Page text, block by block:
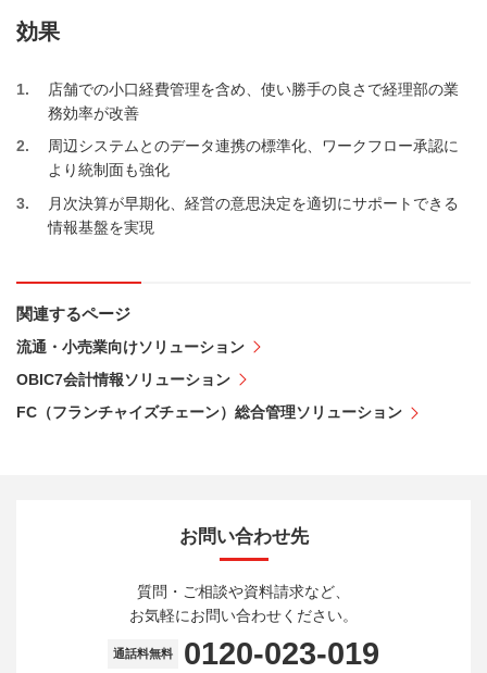
効果
1
店舗での小口経費管理を含め、使い勝手の良さで経理部の業
務効率が改善
2
周辺システムとのデータ連携の標準化、ワークフロー承認に
より統制面も強化
3
月次決算が早期化、経営の意思決定を適切にサポートできる
情報基盤を実現
関連するページ
流通・小売業向けソリューション
OBIC7会計情報ソリューション
FC（フランチャイズチェーン）総合管理ソリューション
お問い合わせ先
質問・ご相談や資料請求など、
お気軽にお問い合わせください。
通話料無料 0120-023-019